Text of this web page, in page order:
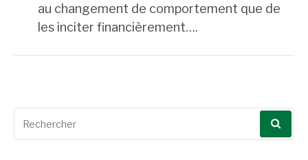
au changement de comportement que de
les inciter financièrement….